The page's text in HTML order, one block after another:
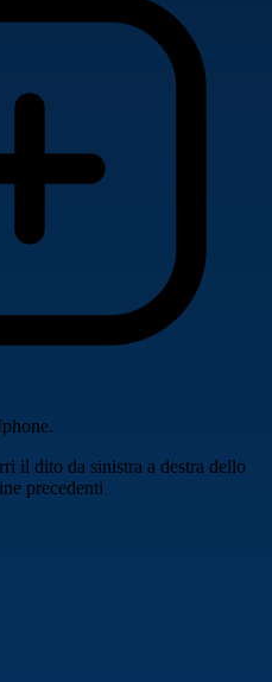
il dito da sinistra a destra dello
precedenti